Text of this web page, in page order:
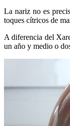
La nariz no es
toques cítricos de
A diferencia del
un año y medio o